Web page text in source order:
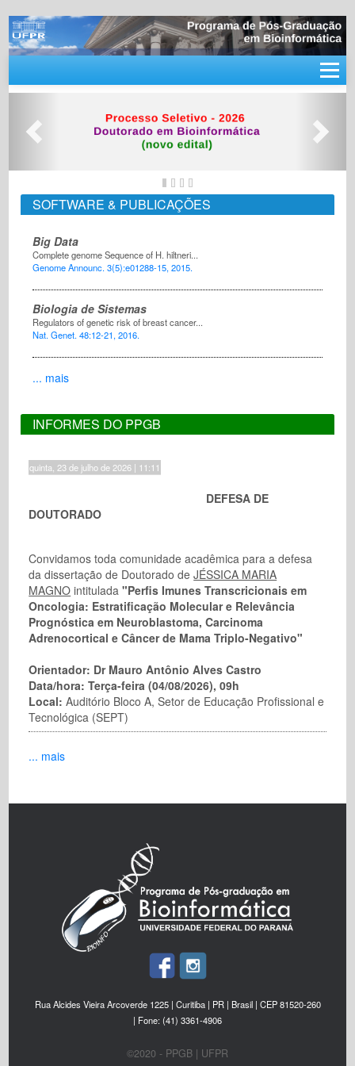
SOFTWARE & PUBLICAÇÕES
Big Data
Complete genome Sequence of H. hiltneri...
Genome Announc. 3(5):e01288-15, 2015.
Biologia de Sistemas
Regulators of genetic risk of breast cancer...
Nat. Genet. 48:12-21, 2016.
... mais
INFORMES DO PPGB
quinta, 23 de julho de 2026 | 11:11
DEFESA DE
DOUTORADO
Convidamos toda comunidade acadêmica para a defesa
da dissertação de Doutorado deJÉSSICA MARIA
MAGNO intitulada "Perfis Imunes Transcricionais em
Oncologia: Estratificação Molecular e Relevância
Prognóstica em Neuroblastoma, Carcinoma
Adrenocortical e Câncer de Mama Triplo-Negativo"
Orientador: Dr Mauro Antônio Alves Castro
Data/hora:Terça-feira (04/08/2026), 09h
Local:Auditório Bloco A, Setor de Educação Profissional e
Tecnológica (SEPT)
... mais
Rua Alcides Vieira Arcoverde 1225 | Curitiba | PR | Brasil | CEP 81520-260
| Fone: (41) 3361-4906
©2020 - PPGB | UFPR